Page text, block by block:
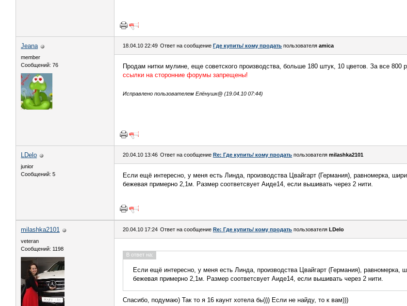
Jeana
member
Сообщений: 76
18.04.10 22:49 Ответ на сообщение Где купить/ кому продать пользователя amica
Продам нитки мулине, еще советского производства, больше 180 штук, 10 цветов. За все 800
ссылки на сторонние форумы запрещены!
Исправлено пользователем Елёнушк@ (19.04.10 07:44)
LDelo
junior
Сообщений: 5
20.04.10 13:46 Ответ на сообщение Re: Где купить/ кому продать пользователя milashka2101
Если ещё интересно, у меня есть Линда, производства Цвайгарт (Германия), равномерка,
бежевая примерно 2,1м. Размер соответсвует Аиде14, если вышивать через 2 нити.
milashka2101
veteran
Сообщений: 1198
20.04.10 17:24 Ответ на сообщение Re: Где купить/ кому продать пользователя LDelo
В ответ на:
Если ещё интересно, у меня есть Линда, производства Цвайгарт (Германия),
бежевая примерно 2,1м. Размер соответсвует Аиде14, если вышивать через 2 нити.
Спасибо, подумаю) Так то я 16 каунт хотела бы))) Если не найду, то к вам)))